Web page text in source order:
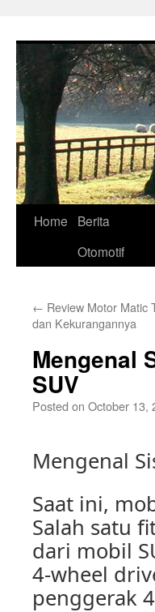
Home
Berita
Otomotif
← Review Motor Matic
dan Kekurangannya
Mengenal
SUV
Posted on October 13,
Mengenal
Saat ini,
Salah satu
dari mobil
4-wheel
penggerak